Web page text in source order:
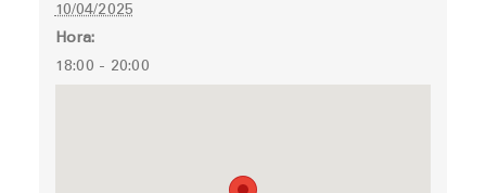
10/04/2025
Hora:
18:00 - 20:00